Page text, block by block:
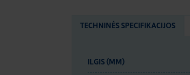
TECHNINĖS SPECIFIKACIJOS
ILGIS (MM)